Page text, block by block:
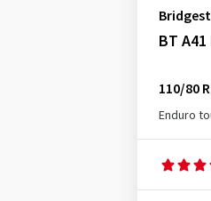
BT
110/80
Enduro